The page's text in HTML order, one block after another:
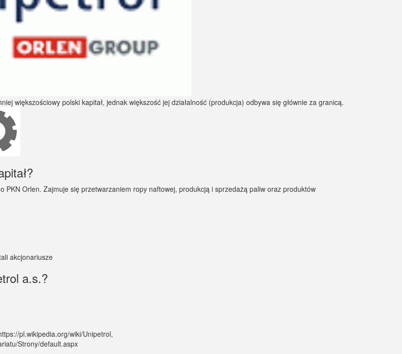
PKN Orlen. Zajmuje się przetwarzaniem ropy naftowej, produkcją i sprzedażą paliw oraz produktów
akcjonariusze
a.s.?
pl.wikipedia.org/wiki/Unipetrol,
Strony/default.aspx